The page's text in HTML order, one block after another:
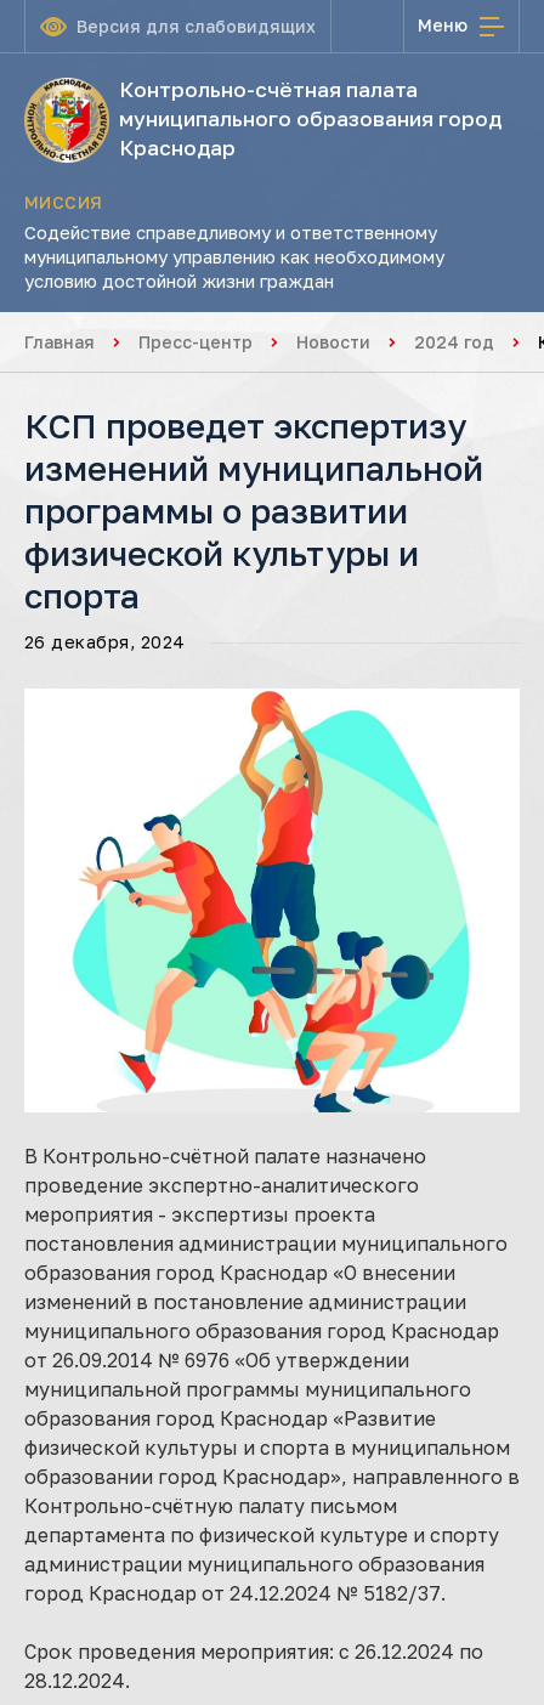
Версия для слабовидящих Меню
Контрольно-счётная палата
муниципального образования город
Краснодар
МИССИЯ
Содействие справедливому и ответственному
муниципальному управлению как необходимому
условию достойной жизни граждан
Главная Пресс-центр Новости 2024 год
КСП проведет экспертизу
изменений муниципальной
программы о развитии
физической культуры и
спорта
26 декабря, 2024
В Контрольно-счётной палате назначено
проведение экспертно-аналитического
мероприятия - экспертизы проекта
постановления администрации муниципального
образования город Краснодар «О внесении
изменений в постановление администрации
муниципального образования город Краснодар
от 26.09.2014 № 6976 «Об утверждении
муниципальной программы муниципального
образования город Краснодар «Развитие
физической культуры и спорта в муниципальном
образовании город Краснодар», направленного в
Контрольно-счётную палату письмом
департамента по физической культуре и спорту
администрации муниципального образования
город Краснодар от 24.12.2024 № 5182/37.
Срок проведения мероприятия: с 26.12.2024 по
28.12.2024.